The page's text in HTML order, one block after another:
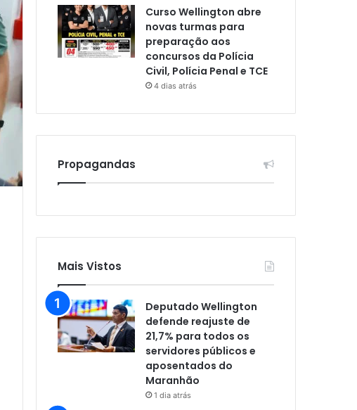
Curso Wellington abre
novas turmas para
preparação aos
concursos da Polícia
Civil, Polícia Penal e TCE
4 dias atrás
Propagandas
Mais Vistos
Deputado Wellington
defende reajuste de
21,7% para todos os
servidores públicos e
aposentados do
Maranhão
1 dia atrás